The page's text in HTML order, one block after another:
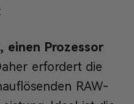
einen Prozessor
erfordert die
RAW-